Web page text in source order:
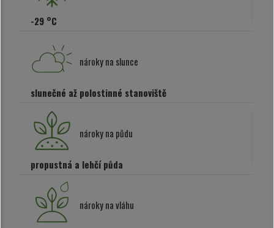
-29 °C
nároky na slunce
slunečné až polostinné stanoviště
nároky na půdu
propustná a lehčí půda
nároky na vláhu